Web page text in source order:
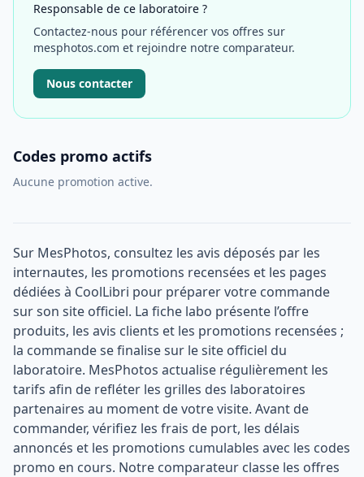
Responsable de ce laboratoire ?
Contactez-nous pour référencer vos offres sur
mesphotos.com et rejoindre notre comparateur.
Nous contacter
Codes promo actifs
Aucune promotion active.
Sur MesPhotos, consultez les avis déposés par les
internautes, les promotions recensées et les pages
dédiées à CoolLibri pour préparer votre commande
sur son site officiel. La fiche labo présente l’offre
produits, les avis clients et les promotions recensées ;
la commande se finalise sur le site officiel du
laboratoire. MesPhotos actualise régulièrement les
tarifs afin de refléter les grilles des laboratoires
partenaires au moment de votre visite. Avant de
commander, vérifiez les frais de port, les délais
annoncés et les promotions cumulables avec les codes
promo en cours. Notre comparateur classe les offres